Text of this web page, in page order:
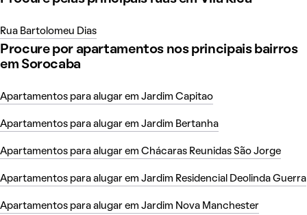
Rua Bartolomeu Dias
Procure por apartamentos nos principais bairros
em Sorocaba
Apartamentos para alugar em Jardim Capitao
Apartamentos para alugar em Jardim Bertanha
Apartamentos para alugar em Chácaras Reunidas São Jorge
Apartamentos para alugar em Jardim Residencial Deolinda Guerra
Apartamentos para alugar em Jardim Nova Manchester